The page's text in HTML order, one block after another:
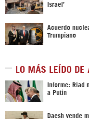
Israel’
Acuerdo
Trumpiano
LO MÁS LEÍDO DE
Informe: Riad
a Putin
Daesh vende